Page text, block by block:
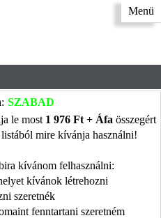
Menü
SZABAD
le most 1 976 Ft + Áfa összegért
mire kívánja használni!
kívánom felhasználni:
kívánok létrehozni
szeretnék
fenntartani szeretném